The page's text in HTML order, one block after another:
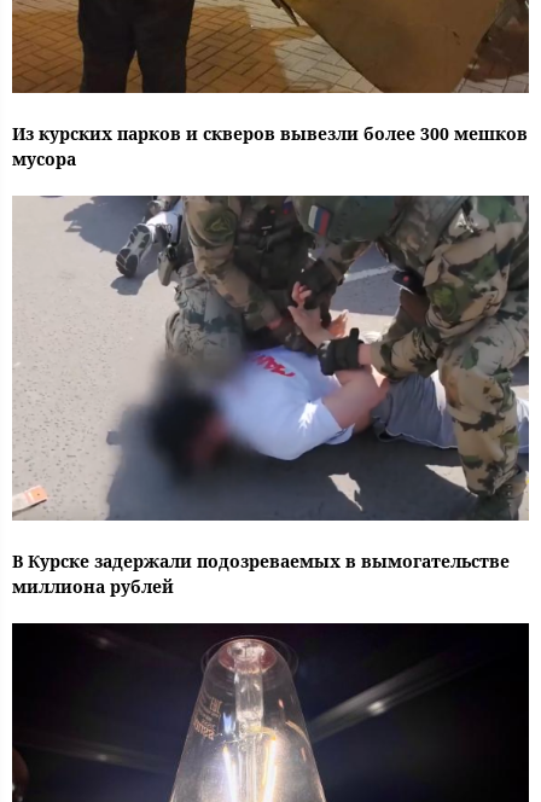
Из курских парков и скверов вывезли более 300 мешков
мусора
В Курске задержали подозреваемых в вымогательстве
миллиона рублей